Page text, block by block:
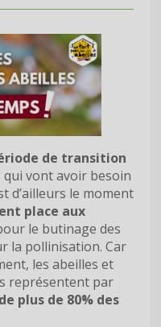
de transition
vont avoir besoin
d’ailleurs le moment
place aux
le butinage des
la pollinisation. Car
les abeilles et
représentent par
plus de 80% des